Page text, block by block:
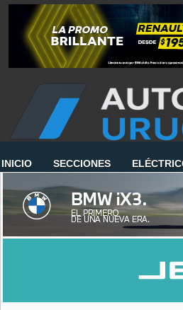
INICIO SECCIONES